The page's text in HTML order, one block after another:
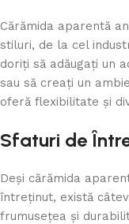
Cărămida aparentă
stiluri, de la cel
doriți să adăugați un
sau să creați un
oferă flexibilitate și
Sfaturi de
Deși cărămida
întreținut, există
frumusețea și